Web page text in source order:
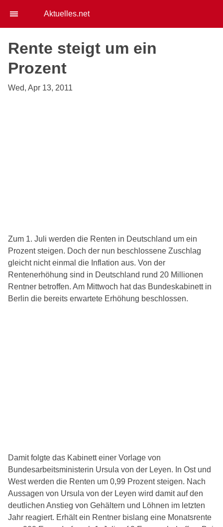
Aktuelles.net
Rente steigt um ein
Prozent
Wed, Apr 13, 2011
Zum 1. Juli werden die Renten in Deutschland um ein
Prozent steigen. Doch der nun beschlossene Zuschlag
gleicht nicht einmal die Inflation aus. Von der
Rentenerhöhung sind in Deutschland rund 20 Millionen
Rentner betroffen. Am Mittwoch hat das Bundeskabinett in
Berlin die bereits erwartete Erhöhung beschlossen.
Damit folgte das Kabinett einer Vorlage von
Bundesarbeitsministerin Ursula von der Leyen. In Ost und
West werden die Renten um 0,99 Prozent steigen. Nach
Aussagen von Ursula von der Leyen wird damit auf den
deutlichen Anstieg von Gehältern und Löhnen im letzten
Jahr reagiert. Erhält ein Rentner bislang eine Monatsrente